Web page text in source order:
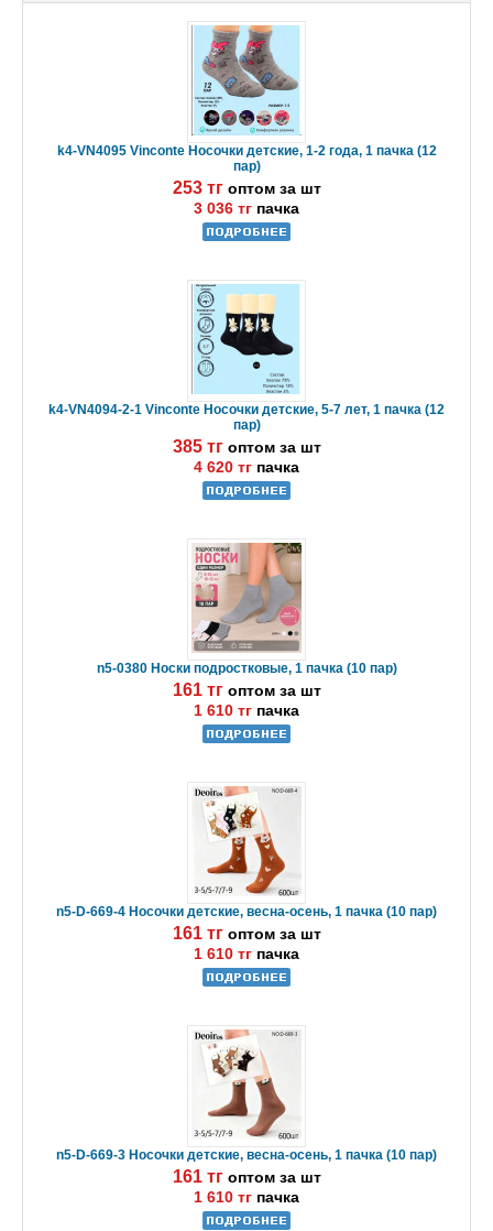
k4-VN4095 Vinconte Носочки детские, 1-2 года, 1 пачка (12
пар)
253 тг оптом за шт
3 036 тг пачка
k4-VN4094-2-1 Vinconte Носочки детские, 5-7 лет, 1 пачка (12
пар)
385 тг оптом за шт
4 620 тг пачка
n5-0380 Носки подростковые, 1 пачка (10 пар)
161 тг оптом за шт
1 610 тг пачка
n5-D-669-4 Носочки детские, весна-осень, 1 пачка (10 пар)
161 тг оптом за шт
1 610 тг пачка
n5-D-669-3 Носочки детские, весна-осень, 1 пачка (10 пар)
161 тг оптом за шт
1 610 тг пачка